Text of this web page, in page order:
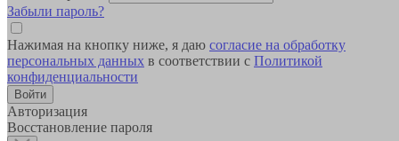
Забыли пароль?
Нажимая на кнопку ниже, я даю согласие на обработку
персональных данных в соответствии с Политикой
конфиденциальности
Авторизация
Восстановление пароля